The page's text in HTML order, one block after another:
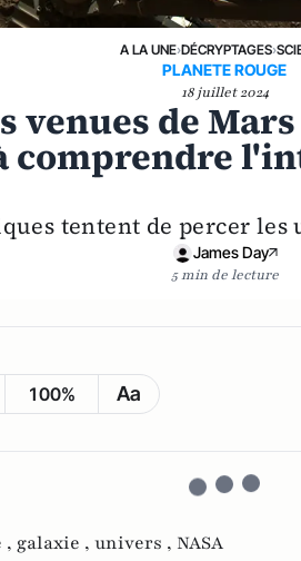
A LA UNE›DÉCRYPTAGES›
PLANETE ROUGE
18 juillet 2024
venues de
comprendre
tentent de percer les
James Day
5 min de lecture
100% Aa
, galaxie , univers , NASA